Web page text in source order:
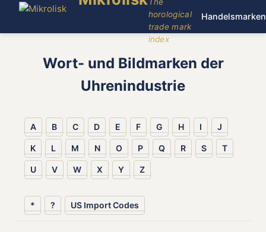
horological
trade mark
index
Handelsmarken
Wort- und Bildmarken der
Uhrenindustrie
A B C D E F G H I J
K L M N O P Q R S T
U V W X Y Z
* ? US Import Codes